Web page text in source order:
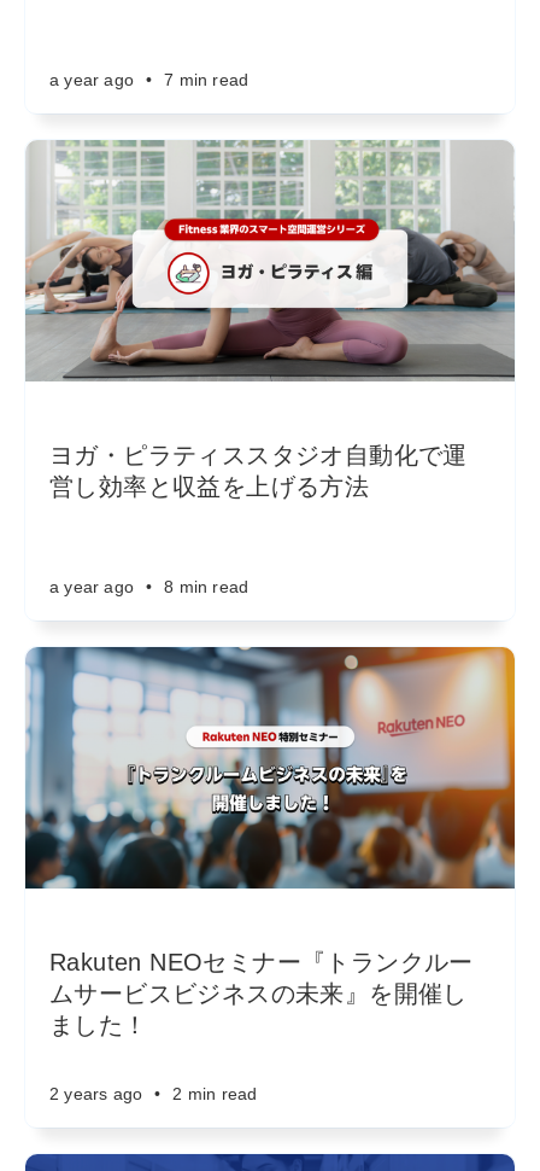
a year ago • 7 min read
ヨガ・ピラティススタジオ自動化で運
営し効率と収益を上げる方法
a year ago • 8 min read
Rakuten NEOセミナー『トランクルー
ムサービスビジネスの未来』を開催し
ました！
2 years ago • 2 min read